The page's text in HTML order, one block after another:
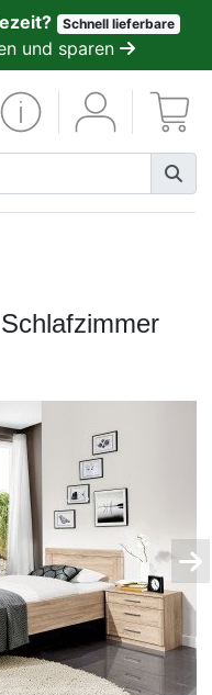
Schnell lieferbare
und sparen